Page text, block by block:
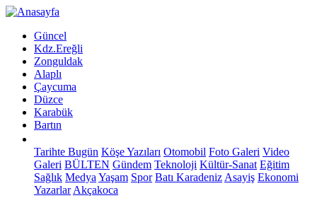
Güncel
Kdz.Ereğli
Zonguldak
Alaplı
Çaycuma
Düzce
Karabük
Bartın
Tarihte Bugün Köşe Yazıları Otomobil Foto Galeri Video
Galeri BÜLTEN Gündem Teknoloji Kültür-Sanat Eğitim
Sağlık Medya Yaşam Spor Batı Karadeniz Asayiş Ekonomi
Yazarlar Akçakoca